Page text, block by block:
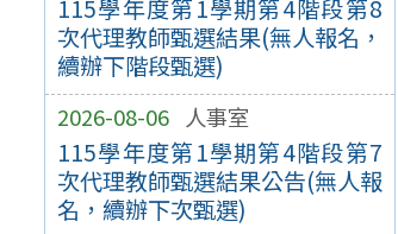
115學年度第1學期第4階段第8
次代理教師甄選結果(無人報名，
續辦下階段甄選)
2026-08-06 人事室
115學年度第1學期第4階段第7
次代理教師甄選結果公告(無人報
名，續辦下次甄選)